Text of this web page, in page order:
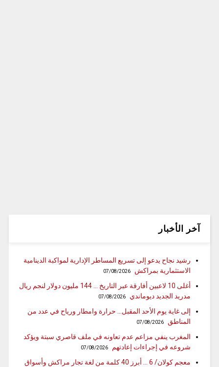
آخر الأخبار
رشيد نجاح يدعو إلى تسريع المساطر الإدارية لمواكبة الدينامية
الاستثمارية بمراكش
07/08/2026
أغلى 10 لاعبين أفارقة عبر التاريخ … 144 مليون دولار لنجم ريال
مدريد الجديد ديوماندي
07/08/2026
إلى غاية يوم الأحد المقبل… حرارة وامطار ورياح في عدد من
المناطق
07/08/2026
المغرب ينفي مزاعم عدم تعاونه في ملف قاصري سبتة ويؤكد
شروعه في إجراءات إعادتهم
07/08/2026
معجم كولان/ 6 … أبرز 40 كلمة من لغة تجار مراكش وأسواق